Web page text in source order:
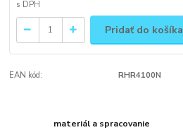
Pridať do košíka
EAN kód: RHR4100N
materiál a spracovanie